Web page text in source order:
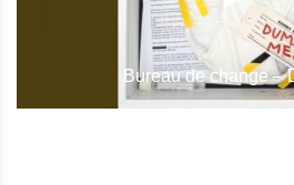
Bureau de change –